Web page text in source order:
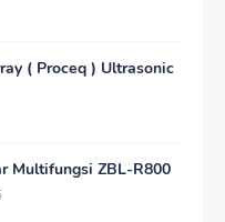
( Proceq ) Ultrasonic
Multifungsi ZBL-R800